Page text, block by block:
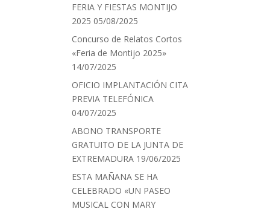
FERIA Y FIESTAS MONTIJO
2025 05/08/2025
Concurso de Relatos Cortos
«Feria de Montijo 2025»
14/07/2025
OFICIO IMPLANTACIÓN CITA
PREVIA TELEFÓNICA
04/07/2025
ABONO TRANSPORTE
GRATUITO DE LA JUNTA DE
EXTREMADURA 19/06/2025
ESTA MAÑANA SE HA
CELEBRADO «UN PASEO
MUSICAL CON MARY